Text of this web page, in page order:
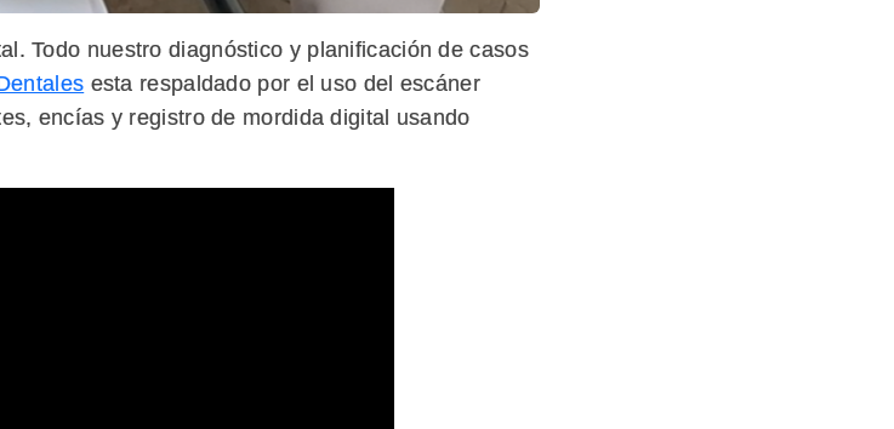
Todo nuestro diagnóstico y planificación de casos
esta respaldado por el uso del escáner
encías y registro de mordida digital usando